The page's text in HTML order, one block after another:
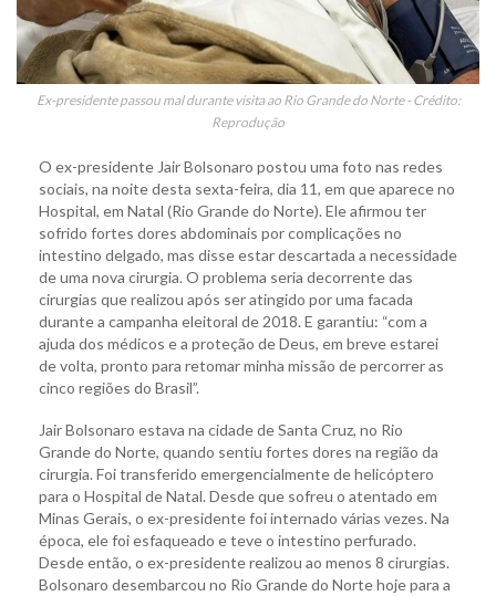
Ex-presidente passou mal durante visita ao Rio Grande do Norte - Crédito:
Reprodução
O ex-presidente Jair Bolsonaro postou uma foto nas redes
sociais, na noite desta sexta-feira, dia 11, em que aparece no
Hospital, em Natal (Rio Grande do Norte). Ele afirmou ter
sofrido fortes dores abdominais por complicações no
intestino delgado, mas disse estar descartada a necessidade
de uma nova cirurgia. O problema seria decorrente das
cirurgias que realizou após ser atingido por uma facada
durante a campanha eleitoral de 2018. E garantiu: “com a
ajuda dos médicos e a proteção de Deus, em breve estarei
de volta, pronto para retomar minha missão de percorrer as
cinco regiões do Brasil”.
Jair Bolsonaro estava na cidade de Santa Cruz, no Rio
Grande do Norte, quando sentiu fortes dores na região da
cirurgia. Foi transferido emergencialmente de helicóptero
para o Hospital de Natal. Desde que sofreu o atentado em
Minas Gerais, o ex-presidente foi internado várias vezes. Na
época, ele foi esfaqueado e teve o intestino perfurado.
Desde então, o ex-presidente realizou ao menos 8 cirurgias.
Bolsonaro desembarcou no Rio Grande do Norte hoje para a